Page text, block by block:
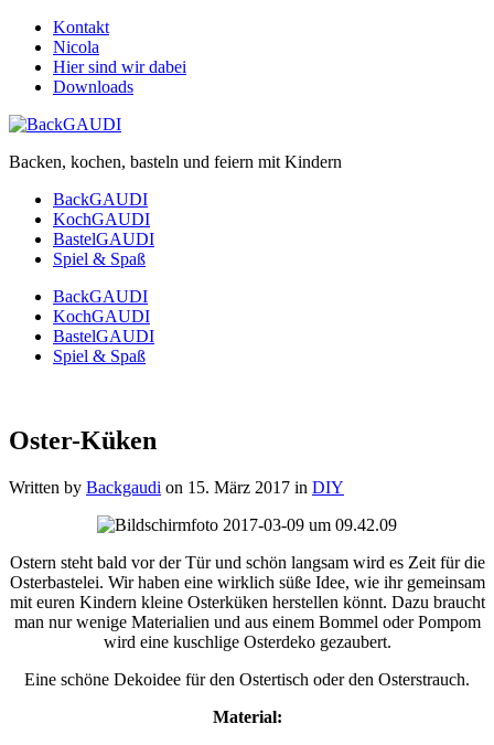
Kontakt
Nicola
Hier sind wir dabei
Downloads
Backen, kochen, basteln und feiern mit Kindern
BackGAUDI
KochGAUDI
BastelGAUDI
Spiel & Spaß
BackGAUDI
KochGAUDI
BastelGAUDI
Spiel & Spaß
Oster-Küken
Written by Backgaudi on 15. März 2017 in DIY
Ostern steht bald vor der Tür und schön langsam wird es Zeit für die
Osterbastelei. Wir haben eine wirklich süße Idee, wie ihr gemeinsam
mit euren Kindern kleine Osterküken herstellen könnt. Dazu braucht
man nur wenige Materialien und aus einem Bommel oder Pompom
wird eine kuschlige Osterdeko gezaubert.
Eine schöne Dekoidee für den Ostertisch oder den Osterstrauch.
Material: